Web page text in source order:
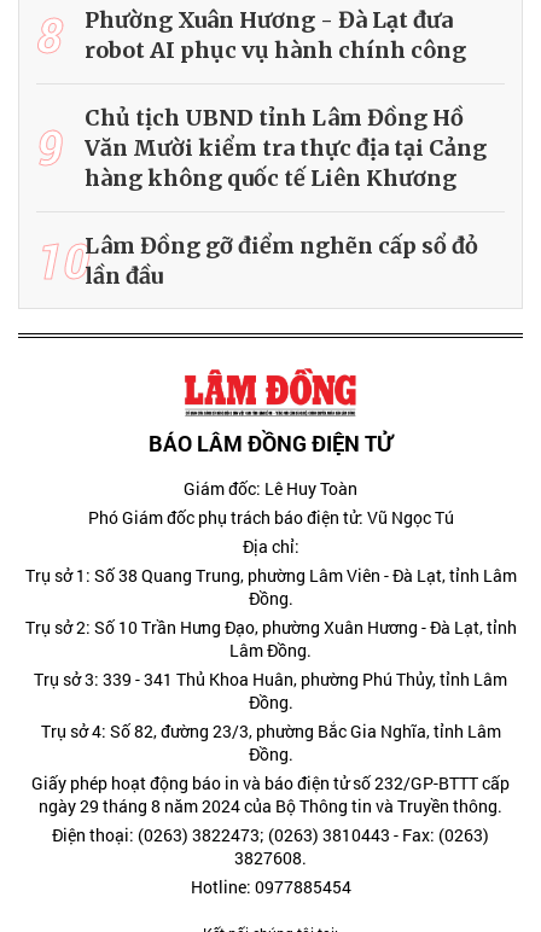
8
Phường Xuân Hương - Đà Lạt đưa
robot AI phục vụ hành chính công
9
Chủ tịch UBND tỉnh Lâm Đồng Hồ
Văn Mười kiểm tra thực địa tại Cảng
hàng không quốc tế Liên Khương
10Lâm Đồng gỡ điểm nghẽn cấp sổ đỏ
lần đầu
BÁO LÂM ĐỒNG ĐIỆN TỬ
Giám đốc: Lê Huy Toàn
Phó Giám đốc phụ trách báo điện tử: Vũ Ngọc Tú
Địa chỉ:
Trụ sở 1: Số 38 Quang Trung, phường Lâm Viên - Đà Lạt, tỉnh Lâm
Đồng.
Trụ sở 2: Số 10 Trần Hưng Đạo, phường Xuân Hương - Đà Lạt, tỉnh
Lâm Đồng.
Trụ sở 3: 339 - 341 Thủ Khoa Huân, phường Phú Thủy, tỉnh Lâm
Đồng.
Trụ sở 4: Số 82, đường 23/3, phường Bắc Gia Nghĩa, tỉnh Lâm
Đồng.
Giấy phép hoạt động báo in và báo điện tử số 232/GP-BTTT cấp
ngày 29 tháng 8 năm 2024 của Bộ Thông tin và Truyền thông.
Điện thoại: (0263) 3822473; (0263) 3810443 - Fax: (0263)
3827608.
Hotline: 0977885454